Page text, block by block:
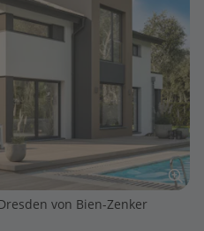
von Bien-Zenker